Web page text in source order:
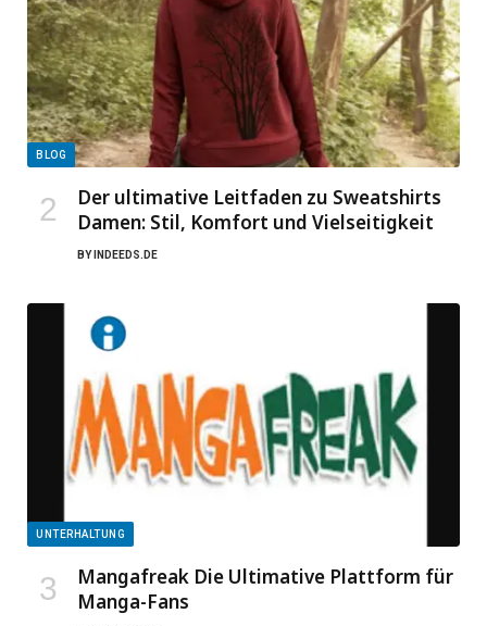
BLOG
Der ultimative Leitfaden zu Sweatshirts
Damen: Stil, Komfort und Vielseitigkeit
BY INDEEDS.DE
UNTERHALTUNG
Mangafreak Die Ultimative Plattform für
Manga-Fans